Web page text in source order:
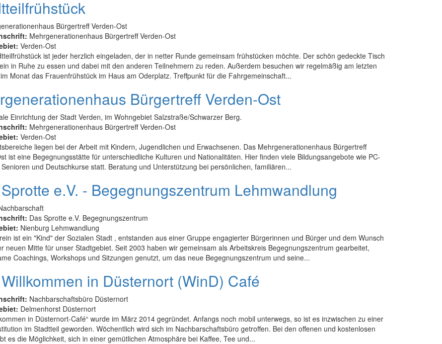
Bürgertreff Verden-Ost
Mehrgenerationenhaus Bürgertreff Verden-Ost
Verden-Ost
ist jeder herzlich eingeladen, der in netter Runde gemeinsam frühstücken möchte. Der schön gedeckte Tisch
in Ruhe zu essen und dabei mit den anderen Teilnehmern zu reden. Außerdem besuchen wir regelmäßig am letzten
Monat das Frauenfrühstück im Haus am Oderplatz. Treffpunkt für die Fahrgemeinschaft...
Bürgertreff Verden-Ost
Einrichtung der Stadt Verden, im Wohngebiet Salzstraße/Schwarzer Berg.
Mehrgenerationenhaus Bürgertreff Verden-Ost
Verden-Ost
liegen bei der Arbeit mit Kindern, Jugendlichen und Erwachsenen. Das Mehrgenerationenhaus Bürgertreff
ist eine Begegnungsstätte für unterschiedliche Kulturen und Nationalitäten. Hier finden viele Bildungsangebote wie PC-
und Deutschkurse statt. Beratung und Unterstützung bei persönlichen, familiären...
e.V. - Begegnungszentrum Lehmwandlung
Das Sprotte e.V. Begegnungszentrum
Nienburg Lehmwandlung
ist ein "Kind" der Sozialen Stadt , entstanden aus einer Gruppe engagierter Bürgerinnen und Bürger und dem Wunsch
neuen Mitte für unser Stadtgebiet. Seit 2003 haben wir gemeinsam als Arbeitskreis Begegnungszentrum gearbeitet,
Coachings, Workshops und Sitzungen genutzt, um das neue Begegnungszentrum und seine...
in Düsternort (WinD) Café
Nachbarschaftsbüro Düsternort
Delmenhorst Düsternort
in Düsternort-Café“ wurde im März 2014 gegründet. Anfangs noch mobil unterwegs, so ist es inzwischen zu einer
im Stadtteil geworden. Wöchentlich wird sich im Nachbarschaftsbüro getroffen. Bei den offenen und kostenlosen
es die Möglichkeit, sich in einer gemütlichen Atmosphäre bei Kaffee, Tee und...